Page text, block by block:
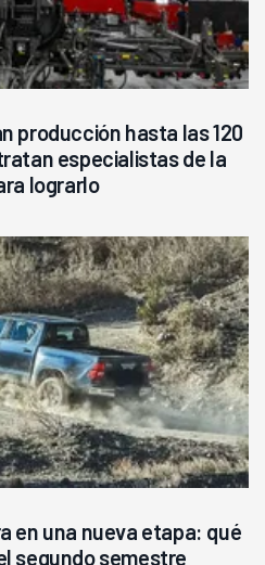
producción hasta las 120
especialistas de la
lograrlo
en una nueva etapa: qué
segundo semestre